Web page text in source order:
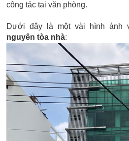
công tác tại văn phòng.
Dưới đây là một vài hình ảnh
nguyên tòa nhà: